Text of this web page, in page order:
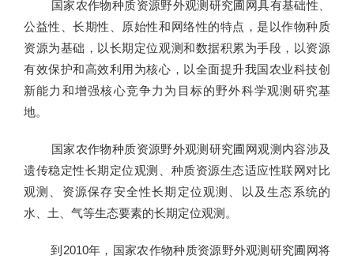
国家农作物种质资源野外观测研究圃网具有基础性、
公益性、长期性、原始性和网络性的特点，是以作物种质
资源为基础，以长期定位观测和数据积累为手段，以资源
有效保护和高效利用为核心，以全面提升我国农业科技创
新能力和增强核心竞争力为目标的野外科学观测研究基
地。
国家农作物种质资源野外观测研究圃网观测内容涉及
遗传稳定性长期定位观测、种质资源生态适应性联网对比
观测、资源保存安全性长期定位观测、以及生态系统的
水、土、气等生态要素的长期定位观测。
到2010年，国家农作物种质资源野外观测研究圃网将